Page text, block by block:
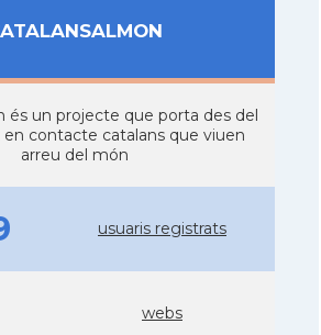
és un projecte que porta des del
contacte catalans que viuen
arreu del món
usuaris registrats
webs